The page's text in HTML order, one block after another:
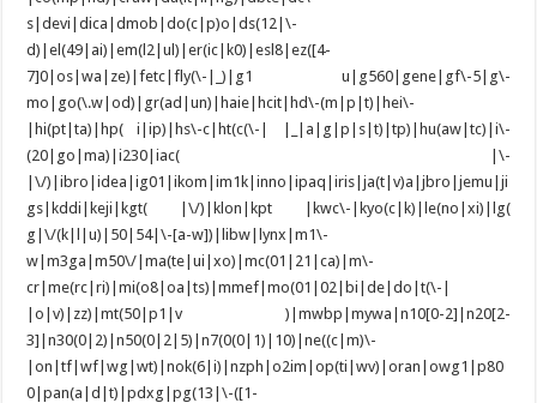
s|devi|dica|dmob|do(c|p)o|ds(12|\-
d)|el(49|ai)|em(l2|ul)|er(ic|k0)|esl8|ez([4-
7]0|os|wa|ze)|fetc|fly(\-|_)|g1 u|g560|gene|gf\-5|g\-
mo|go(\.w|od)|gr(ad|un)|haie|hcit|hd\-(m|p|t)|hei\-
|hi(pt|ta)|hp( i|ip)|hs\-c|ht(c(\-| |_|a|g|p|s|t)|tp)|hu(aw|tc)|i\-
(20|go|ma)|i230|iac( |\-
|\/)|ibro|idea|ig01|ikom|im1k|inno|ipaq|iris|ja(t|v)a|jbro|jemu|ji
gs|kddi|keji|kgt( |\/)|klon|kpt |kwc\-|kyo(c|k)|le(no|xi)|lg(
g|\/(k|l|u)|50|54|\-[a-w])|libw|lynx|m1\-
w|m3ga|m50\/|ma(te|ui|xo)|mc(01|21|ca)|m\-
cr|me(rc|ri)|mi(o8|oa|ts)|mmef|mo(01|02|bi|de|do|t(\-|
|o|v)|zz)|mt(50|p1|v )|mwbp|mywa|n10[0-2]|n20[2-
3]|n30(0|2)|n50(0|2|5)|n7(0(0|1)|10)|ne((c|m)\-
|on|tf|wf|wg|wt)|nok(6|i)|nzph|o2im|op(ti|wv)|oran|owg1|p80
0|pan(a|d|t)|pdxg|pg(13|\-([1-